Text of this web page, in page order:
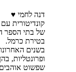
דנה לחמי
כתובת